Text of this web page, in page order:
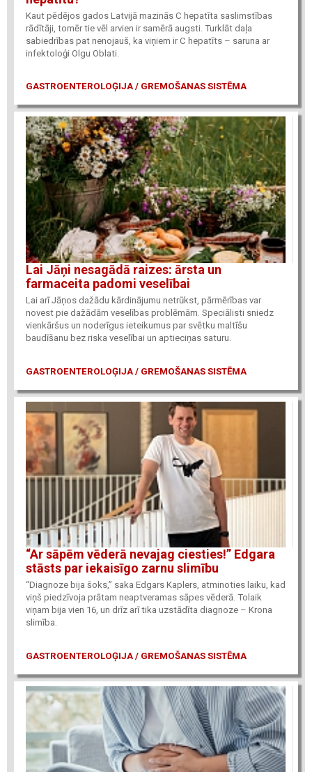
Kaut pēdējos gados Latvijā mazinās C hepatīta saslimstības
rādītāji, tomēr tie vēl arvien ir samērā augsti. Turklāt daļa
sabiedrības pat nenojauš, ka viņiem ir C hepatīts – saruna ar
infektoloģi Olgu Oblati.
GASTROENTEROLOĢIJA / GREMOŠANAS SISTĒMA
Lai Jāņi nesagādā raizes: ārsta un
farmaceita padomi veselībai
Lai arī Jāņos dažādu kārdinājumu netrūkst, pārmērības var
novest pie dažādām veselības problēmām. Speciālisti sniedz
vienkāršus un noderīgus ieteikumus par svētku maltīšu
baudīšanu bez riska veselībai un aptieciņas saturu.
GASTROENTEROLOĢIJA / GREMOŠANAS SISTĒMA
“Ar sāpēm vēderā nevajag ciesties!” Edgara
stāsts par iekaisīgo zarnu slimību
“Diagnoze bija šoks,” saka Edgars Kaplers, atminoties laiku, kad
viņš piedzīvoja prātam neaptveramas sāpes vēderā. Tolaik
viņam bija vien 16, un drīz arī tika uzstādīta diagnoze – Krona
slimība.
GASTROENTEROLOĢIJA / GREMOŠANAS SISTĒMA